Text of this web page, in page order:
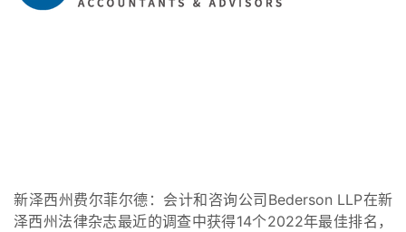
新泽西州费尔菲尔德：会计和咨询公司Bederson LLP在新
泽西州法律杂志最近的调查中获得14个2022年最佳排名，